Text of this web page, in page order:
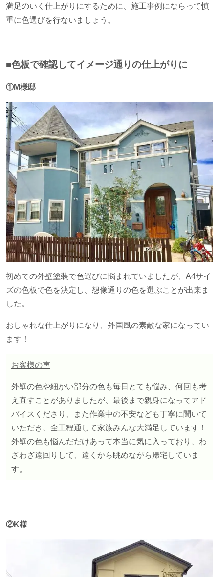
満足のいく仕上がりにするために、施工事例にならって慎
重に色選びを行ないましょう。
■色板で確認してイメージ通りの仕上がりに
①M様邸
初めての外壁塗装で色選びに悩まれていましたが、 A4サイ
ズの色板で色を決定し、想像通りの色を選ぶことが出来ま
した。
おしゃれな仕上がりになり、外国風の素敵な家になってい
ます！
お客様の声
外壁の色や細かい部分の色も毎日とても悩み、何回も考
え直すことがありましたが、最後まで親身になってアド
バイスくださり、また作業中の不安なども丁寧に聞いて
いただき、全工程通して家族みんな大満足しています！
外壁の色も悩んだだけあって本当に気に入っており、わ
ざわざ遠回りして、遠くから眺めながら帰宅していま
す。
②K様